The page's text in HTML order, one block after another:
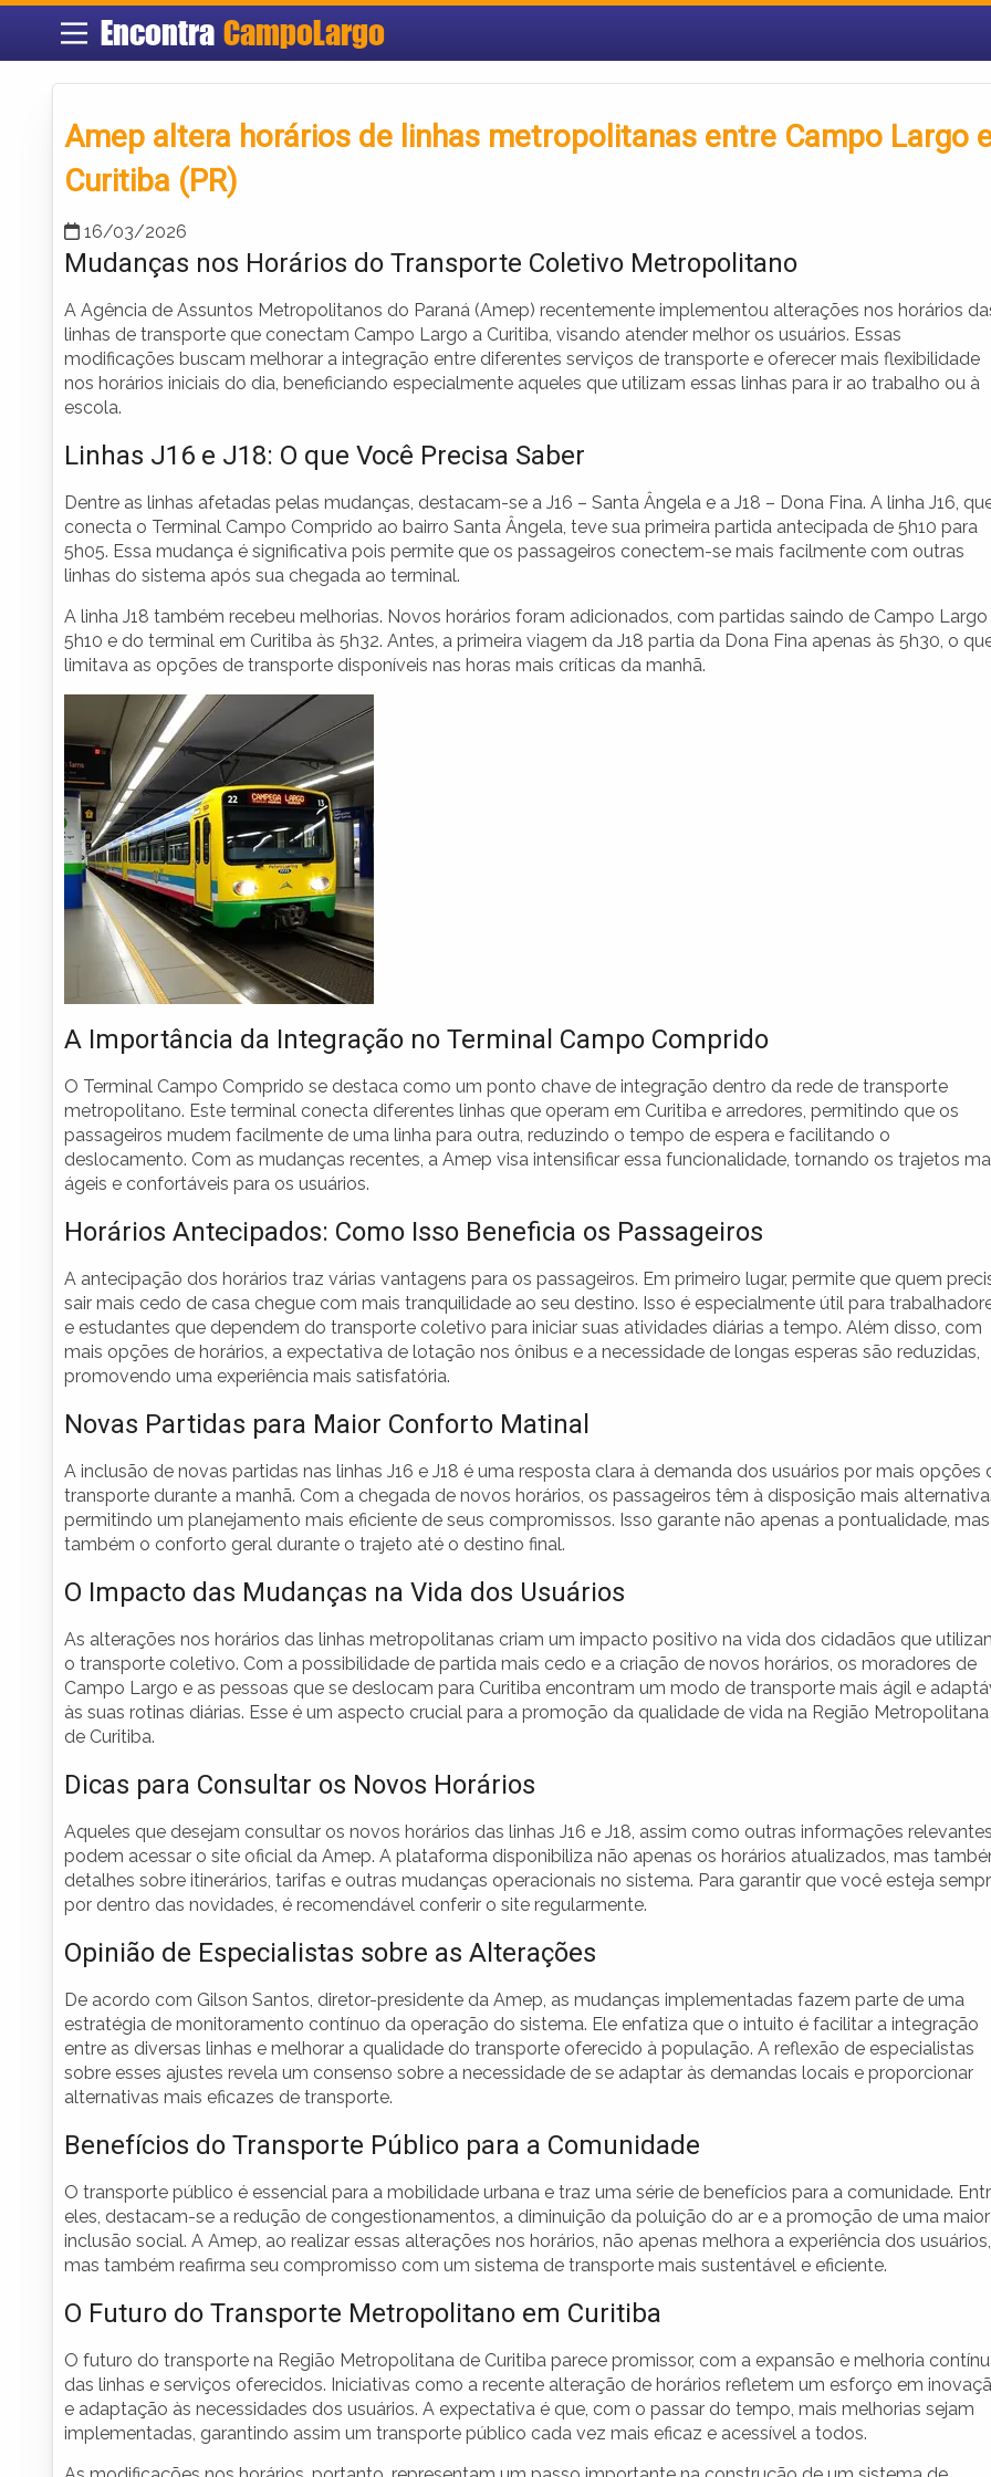
Encontra CampoLargo
Amep altera horários de linhas metropolitanas entre Campo Largo
Curitiba (PR)
16/03/2026
Mudanças nos Horários do Transporte Coletivo Metropolitano
A Agência de Assuntos Metropolitanos do Paraná (Amep) recentemente implementou alterações nos horários
linhas de transporte que conectam Campo Largo a Curitiba, visando atender melhor os usuários. Essas
modificações buscam melhorar a integração entre diferentes serviços de transporte e oferecer mais flexibilidade
nos horários iniciais do dia, beneficiando especialmente aqueles que utilizam essas linhas para ir ao trabalho ou à
escola.
Linhas J16 e J18: O que Você Precisa Saber
Dentre as linhas afetadas pelas mudanças, destacam-se a J16 – Santa Ângela e a J18 – Dona Fina. A linha J16,
conecta o Terminal Campo Comprido ao bairro Santa Ângela, teve sua primeira partida antecipada de 5h10 para
5h05. Essa mudança é significativa pois permite que os passageiros conectem-se mais facilmente com outras
linhas do sistema após sua chegada ao terminal.
A linha J18 também recebeu melhorias. Novos horários foram adicionados, com partidas saindo de Campo Largo
5h10 e do terminal em Curitiba às 5h32. Antes, a primeira viagem da J18 partia da Dona Fina apenas às 5h30, o
limitava as opções de transporte disponíveis nas horas mais críticas da manhã.
A Importância da Integração no Terminal Campo Comprido
O Terminal Campo Comprido se destaca como um ponto chave de integração dentro da rede de transporte
metropolitano. Este terminal conecta diferentes linhas que operam em Curitiba e arredores, permitindo que os
passageiros mudem facilmente de uma linha para outra, reduzindo o tempo de espera e facilitando o
deslocamento. Com as mudanças recentes, a Amep visa intensificar essa funcionalidade, tornando os trajetos
ágeis e confortáveis para os usuários.
Horários Antecipados: Como Isso Beneficia os Passageiros
A antecipação dos horários traz várias vantagens para os passageiros. Em primeiro lugar, permite que quem
sair mais cedo de casa chegue com mais tranquilidade ao seu destino. Isso é especialmente útil para
e estudantes que dependem do transporte coletivo para iniciar suas atividades diárias a tempo. Além disso, com
mais opções de horários, a expectativa de lotação nos ônibus e a necessidade de longas esperas são reduzidas,
promovendo uma experiência mais satisfatória.
Novas Partidas para Maior Conforto Matinal
A inclusão de novas partidas nas linhas J16 e J18 é uma resposta clara à demanda dos usuários por mais opções
transporte durante a manhã. Com a chegada de novos horários, os passageiros têm à disposição mais
permitindo um planejamento mais eficiente de seus compromissos. Isso garante não apenas a pontualidade, mas
também o conforto geral durante o trajeto até o destino final.
O Impacto das Mudanças na Vida dos Usuários
As alterações nos horários das linhas metropolitanas criam um impacto positivo na vida dos cidadãos que
o transporte coletivo. Com a possibilidade de partida mais cedo e a criação de novos horários, os moradores de
Campo Largo e as pessoas que se deslocam para Curitiba encontram um modo de transporte mais ágil e
às suas rotinas diárias. Esse é um aspecto crucial para a promoção da qualidade de vida na Região Metropolitana
de Curitiba.
Dicas para Consultar os Novos Horários
Aqueles que desejam consultar os novos horários das linhas J16 e J18, assim como outras informações
podem acessar o site oficial da Amep. A plataforma disponibiliza não apenas os horários atualizados, mas
detalhes sobre itinerários, tarifas e outras mudanças operacionais no sistema. Para garantir que você esteja
por dentro das novidades, é recomendável conferir o site regularmente.
Opinião de Especialistas sobre as Alterações
De acordo com Gilson Santos, diretor-presidente da Amep, as mudanças implementadas fazem parte de uma
estratégia de monitoramento contínuo da operação do sistema. Ele enfatiza que o intuito é facilitar a integração
entre as diversas linhas e melhorar a qualidade do transporte oferecido à população. A reflexão de especialistas
sobre esses ajustes revela um consenso sobre a necessidade de se adaptar às demandas locais e proporcionar
alternativas mais eficazes de transporte.
Benefícios do Transporte Público para a Comunidade
O transporte público é essencial para a mobilidade urbana e traz uma série de benefícios para a comunidade.
eles, destacam-se a redução de congestionamentos, a diminuição da poluição do ar e a promoção de uma maior
inclusão social. A Amep, ao realizar essas alterações nos horários, não apenas melhora a experiência dos usuários,
mas também reafirma seu compromisso com um sistema de transporte mais sustentável e eficiente.
O Futuro do Transporte Metropolitano em Curitiba
O futuro do transporte na Região Metropolitana de Curitiba parece promissor, com a expansão e melhoria
das linhas e serviços oferecidos. Iniciativas como a recente alteração de horários refletem um esforço em
e adaptação às necessidades dos usuários. A expectativa é que, com o passar do tempo, mais melhorias sejam
implementadas, garantindo assim um transporte público cada vez mais eficaz e acessível a todos.